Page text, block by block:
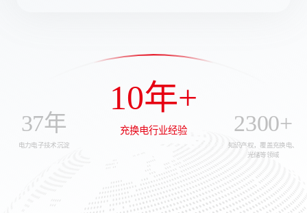
37年
电力电子技术沉淀
10年+
充换电行业经验 2300+
知识产权，覆盖充换电、
光储等领域